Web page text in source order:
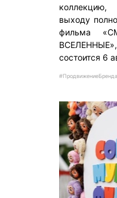
выходу
фильма
состоится 6